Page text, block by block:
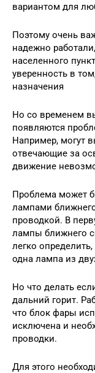
вариантом для
Поэтому очень
надежно
населенного
уверенность в
назначения
Но со временем
появляются
Например, могут
отвечающие за
движение
Проблема может
лампами
проводкой. В
лампы ближнего
легко
одна лампа из
Но что делать
дальний горит.
что блок фары
исключена и
проводки.
Для этого